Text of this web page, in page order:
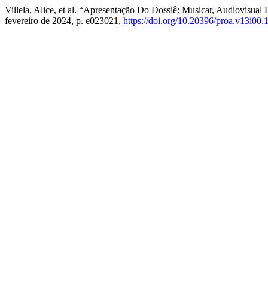
Villela, Alice, et al. “Apresentação Do Dossiê: Musicar, Audiovisual
fevereiro de 2024, p. e023021, https://doi.org/10.20396/